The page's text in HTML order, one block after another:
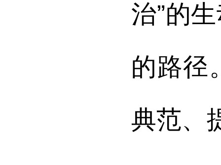
治”的
的路径
典范、